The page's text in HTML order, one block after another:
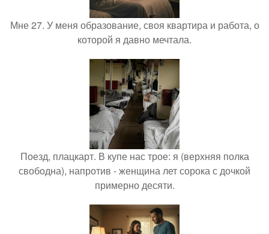
Мне 27. У меня образование, своя квартира и работа, о
которой я давно мечтала.
Поезд, плацкарт. В купе нас трое: я (верхняя полка
свободна), напротив - женщина лет сорока с дочкой
примерно десяти.